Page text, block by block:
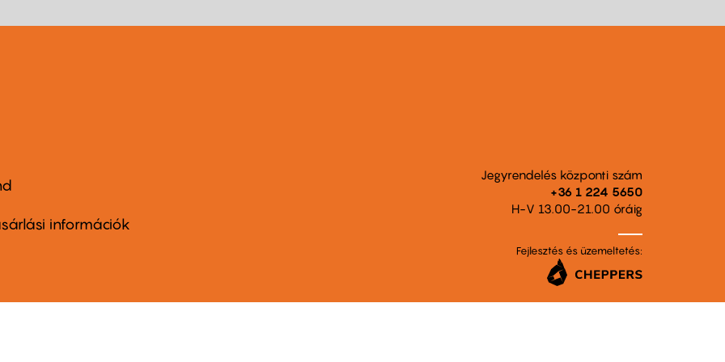
információk
Jegyrendelés központi szám
+36 1 224 5650
H-V 13.00-21.00 óráig
Fejlesztés és üzemeltetés: